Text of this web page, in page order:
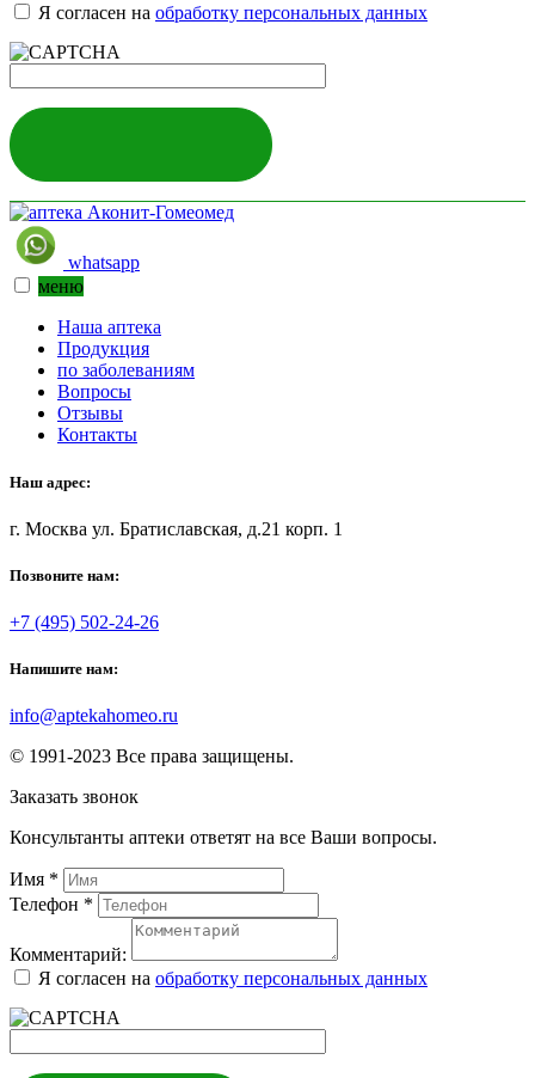
Я согласен на обработку персональных данных
whatsapp
меню
Наша аптека
Продукция
по заболеваниям
Вопросы
Отзывы
Контакты
Наш адрес:
г. Москва ул. Братиславская, д.21 корп. 1
Позвоните нам:
+7 (495) 502-24-26
Напишите нам:
info@aptekahomeo.ru
© 1991-2023 Все права защищены.
Заказать звонок
Консультанты аптеки ответят на все Ваши вопросы.
Имя *
Телефон *
Комментарий:
Я согласен на обработку персональных данных